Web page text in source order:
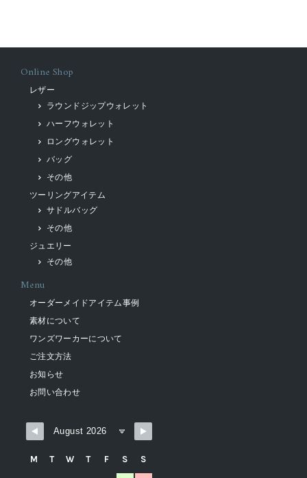
Online Shop
レザー
ラウンドジップウォレット
ハーフウォレット
ロングウォレット
バッグ
その他
ツーリングアイテム
サドルバッグ
その他
ジュエリー
その他
Menu
オーダーメイドアイテム事例
素材について
ワンズワーカーについて
ご注文方法
お知らせ
お問い合わせ
M T W T F S S